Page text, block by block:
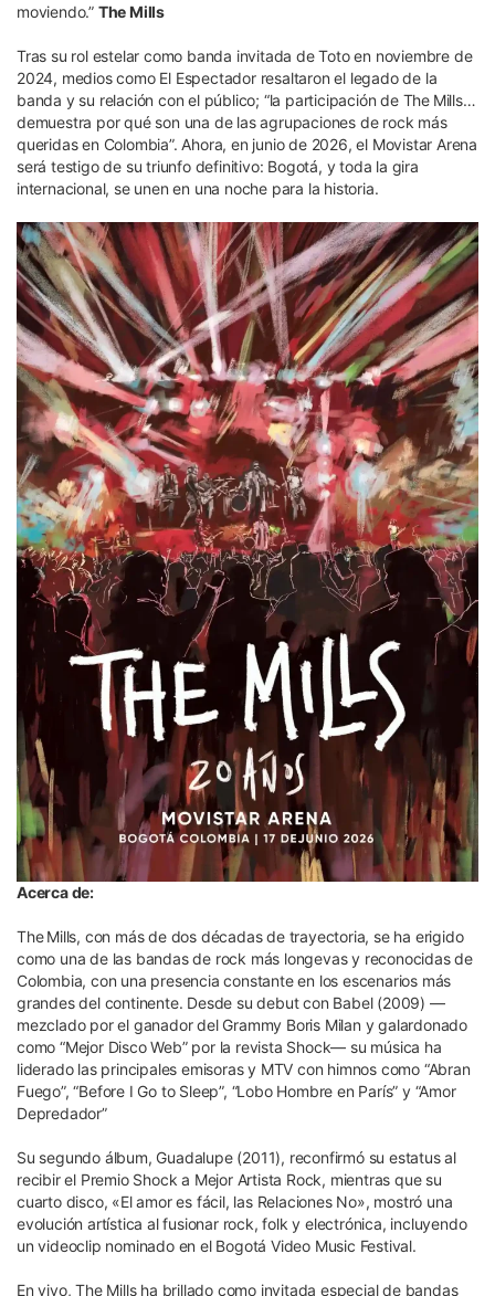
moviendo.” The Mills
Tras su rol estelar como banda invitada de Toto en noviembre de
2024, medios como El Espectador resaltaron el legado de la
banda y su relación con el público; “la participación de The Mills…
demuestra por qué son una de las agrupaciones de rock más
queridas en Colombia”. Ahora, en junio de 2026, el Movistar Arena
será testigo de su triunfo definitivo: Bogotá, y toda la gira
internacional, se unen en una noche para la historia.
Acerca de:
The Mills, con más de dos décadas de trayectoria, se ha erigido
como una de las bandas de rock más longevas y reconocidas de
Colombia, con una presencia constante en los escenarios más
grandes del continente. Desde su debut con Babel (2009) —
mezclado por el ganador del Grammy Boris Milan y galardonado
como “Mejor Disco Web” por la revista Shock— su música ha
liderado las principales emisoras y MTV con himnos como “Abran
Fuego”, “Before I Go to Sleep”, “Lobo Hombre en París” y “Amor
Depredador”
Su segundo álbum, Guadalupe (2011), reconfirmó su estatus al
recibir el Premio Shock a Mejor Artista Rock, mientras que su
cuarto disco, «El amor es fácil, las Relaciones No», mostró una
evolución artística al fusionar rock, folk y electrónica, incluyendo
un videoclip nominado en el Bogotá Video Music Festival.
En vivo, The Mills ha brillado como invitada especial de bandas